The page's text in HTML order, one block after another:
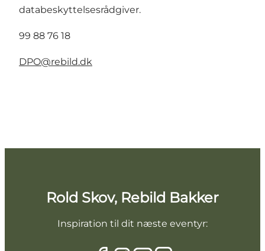
databeskyttelsesrådgiver.
99 88 76 18
DPO@rebild.dk
Rold Skov, Rebild Bakker
Inspiration til dit næste eventyr: